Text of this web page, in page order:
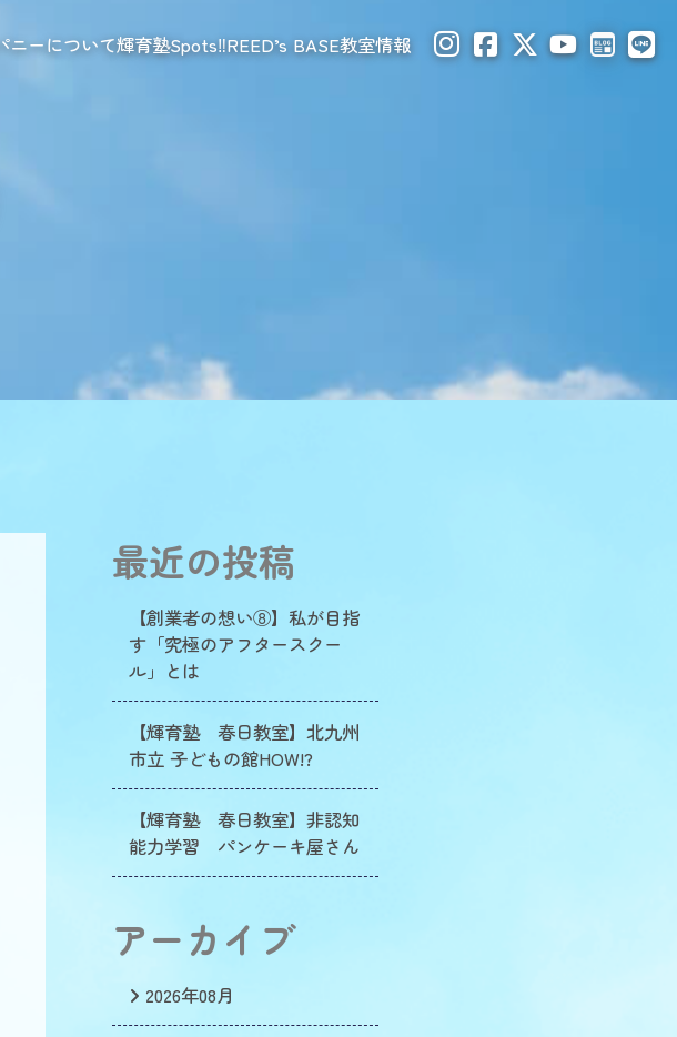
ニーについて輝育塾Spots‼REED’s BASE教室情報
最近の投稿
【創業者の想い⑧】私が目指
す「究極のアフタースクー
ル」とは
【輝育塾 春日教室】北九州
市立 子どもの館HOW!?
【輝育塾 春日教室】非認知
能力学習 パンケーキ屋さん
アーカイブ
2026年08月